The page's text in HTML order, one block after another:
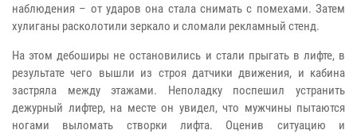
наблюдения – от ударов она стала снимать с помехами. Затем
хулиганы расколотили зеркало и сломали рекламный стенд.
На этом дебоширы не остановились и стали прыгать в лифте, в
результате чего вышли из строя датчики движения, и кабина
застряла между этажами. Неполадку поспешил устранить
дежурный лифтер, на месте он увидел, что мужчины пытаются
ногами выломать створки лифта. Оценив ситуацию и